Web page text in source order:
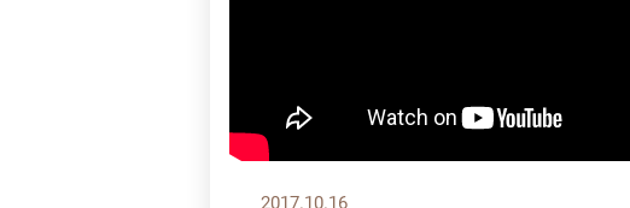
2017.10.16